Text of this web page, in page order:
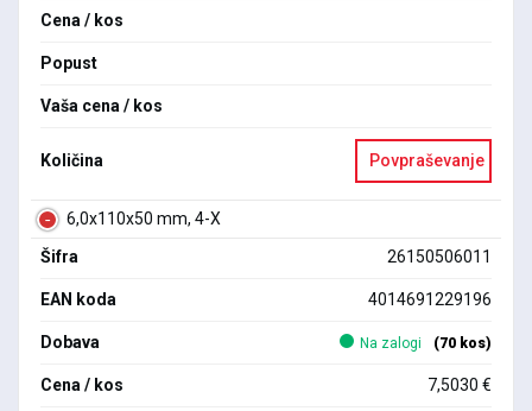
Cena / kos
Popust
Vaša cena / kos
Količina Povpraševanje
6,0x110x50 mm, 4-X
Šifra
26150506011
EAN koda 4014691229196
Dobava Na zalogi (70 kos)
Cena / kos 7,5030 €